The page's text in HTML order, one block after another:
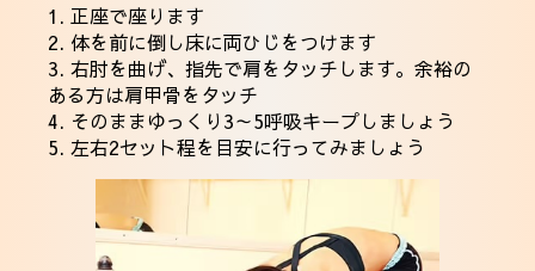
1. 正座で座ります
2. 体を前に倒し床に両ひじをつけます
3. 右肘を曲げ、指先で肩をタッチします。余裕の
ある方は肩甲骨をタッチ
4. そのままゆっくり3～5呼吸キープしましょう
5. 左右2セット程を目安に行ってみましょう